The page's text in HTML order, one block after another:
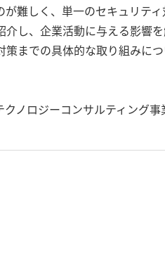
難しく、単一のセキュリティ
し、企業活動に与える影響を
までの具体的な取り組みにつ
ノロジーコンサルティング事